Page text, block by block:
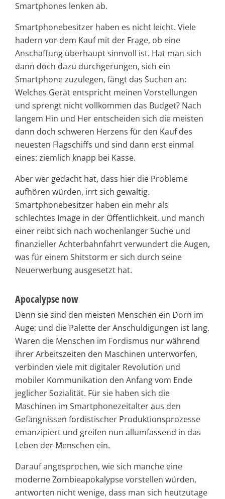
Smartphones lenken ab.
Smartphonebesitzer haben es nicht leicht. Viele
hadern vor dem Kauf mit der Frage, ob eine
Anschaffung überhaupt sinnvoll ist. Hat man sich
dann doch dazu durchgerungen, sich ein
Smartphone zuzulegen, fängt das Suchen an:
Welches Gerät entspricht meinen Vorstellungen
und sprengt nicht vollkommen das Budget? Nach
langem Hin und Her entscheiden sich die meisten
dann doch schweren Herzens für den Kauf des
neuesten Flagschiffs und sind dann erst einmal
eines: ziemlich knapp bei Kasse.
Aber wer gedacht hat, dass hier die Probleme
aufhören würden, irrt sich gewaltig.
Smartphonebesitzer haben ein mehr als
schlechtes Image in der Öffentlichkeit, und manch
einer reibt sich nach wochenlanger Suche und
finanzieller Achterbahnfahrt verwundert die Augen,
was für einem Shitstorm er sich durch seine
Neuerwerbung ausgesetzt hat.
Apocalypse now
Denn sie sind den meisten Menschen ein Dorn im
Auge; und die Palette der Anschuldigungen ist lang.
Waren die Menschen im Fordismus nur während
ihrer Arbeitszeiten den Maschinen unterworfen,
verbinden viele mit digitaler Revolution und
mobiler Kommunikation den Anfang vom Ende
jeglicher Sozialität. Für sie haben sich die
Maschinen im Smartphonezeitalter aus den
Gefängnissen fordistischer Produktionsprozesse
emanzipiert und greifen nun allumfassend in das
Leben der Menschen ein.
Darauf angesprochen, wie sich manche eine
moderne Zombieapokalypse vorstellen würden,
antworten nicht wenige, dass man sich heutzutage